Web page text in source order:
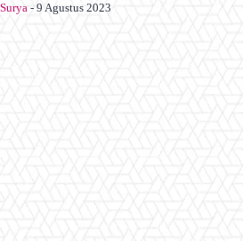
Surya - 9 Agustus 2023